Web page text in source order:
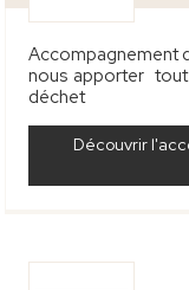
Accompagnement
nous apporter
déchet
Découvrir